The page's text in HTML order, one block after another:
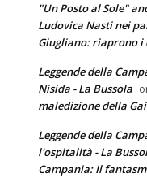
"Un Posto al Sole"
Ludovica Nasti nei
Giugliano: riaprono i
Leggende della
Nisida - La Bussola
maledizione della
Leggende della
l'ospitalità - La
Campania: Il